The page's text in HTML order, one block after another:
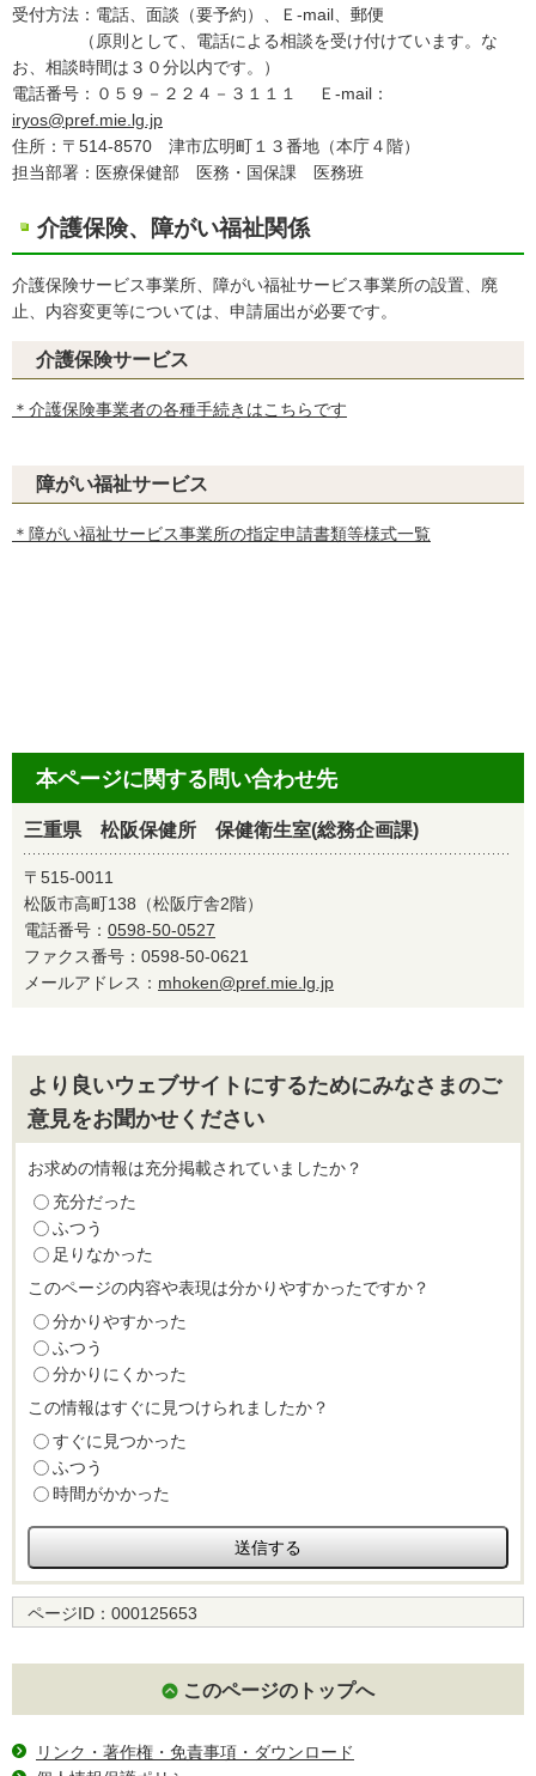
受付方法：電話、面談（要予約）、Ｅ-mail、郵便
（原則として、電話による相談を受け付けています。な
お、相談時間は３０分以内です。）
電話番号：０５９－２２４－３１１１ Ｅ-mail：
iryos@pref.mie.lg.jp
住所：〒514-8570 津市広明町１３番地（本庁４階）
担当部署：医療保健部 医務・国保課 医務班
介護保険、障がい福祉関係
介護保険サービス事業所、障がい福祉サービス事業所の設置、廃
止、内容変更等については、申請届出が必要です。
介護保険サービス
＊介護保険事業者の各種手続きはこちらです
障がい福祉サービス
＊障がい福祉サービス事業所の指定申請書類等様式一覧
本ページに関する問い合わせ先
三重県 松阪保健所 保健衛生室(総務企画課)
〒515-0011
松阪市高町138（松阪庁舎2階）
電話番号： 0598-50-0527
ファクス番号：0598-50-0621
メールアドレス： mhoken@pref.mie.lg.jp
より良いウェブサイトにするためにみなさまのご
意見をお聞かせください
お求めの情報は充分掲載されていましたか？
充分だった
ふつう
足りなかった
このページの内容や表現は分かりやすかったですか？
分かりやすかった
ふつう
分かりにくかった
この情報はすぐに見つけられましたか？
すぐに見つかった
ふつう
時間がかかった
ページID： 000125653
このページのトップへ
リンク・著作権・免責事項・ダウンロード